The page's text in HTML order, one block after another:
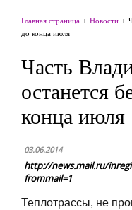
Главная страница Новости
до конца июля
Часть
останется
конца июля
03.06.2014
http://news.mail.ru/
frommail=1
Теплотрассы, не